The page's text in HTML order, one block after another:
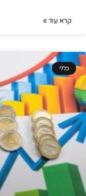
קרא עוד »
כללי